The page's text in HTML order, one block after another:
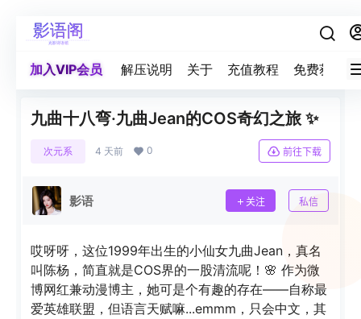
加入VIP会员 解压说明 关于 充值教程 免费获取积
九曲十八弯·九曲Jean的COS奇幻之旅 ✨
次元系 4 天前 0 前往下载
影语 关注 私信
哎呀呀，这位1999年出生的小仙女九曲Jean，真名
叫陈杨，简直就是COS界的一股清流呢！🌸 作为微
博网红兼动漫博主，她可是个有趣的存在——自称最
爱英雄联盟，但语言天赋嘛...emmm，只会中文，其